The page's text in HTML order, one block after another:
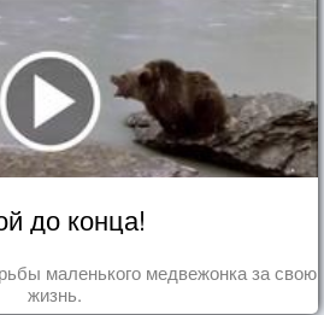
до конца!
маленького медвежонка за свою
жизнь.